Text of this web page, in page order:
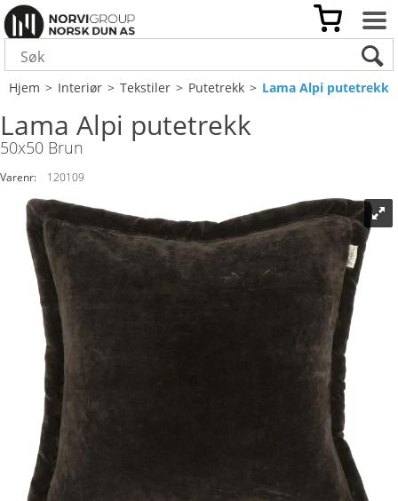
Hjem>Interiør>Tekstiler>Putetrekk>Lama Alpi putetrekk
Lama Alpi putetrekk
50x50 Brun
Varenr: 120109